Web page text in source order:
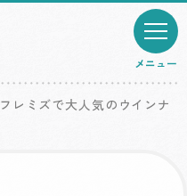
メニュー
フレミズで大人気のウインナ